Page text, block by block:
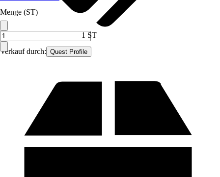
Verkauf durch: Quest Profile
Menge (ST)
1 ST